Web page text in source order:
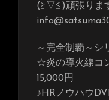
(≧▽≦)頑張りま
～完全制覇～シ
☆炎の導火線コ
15,000円
♪HRノウハウ